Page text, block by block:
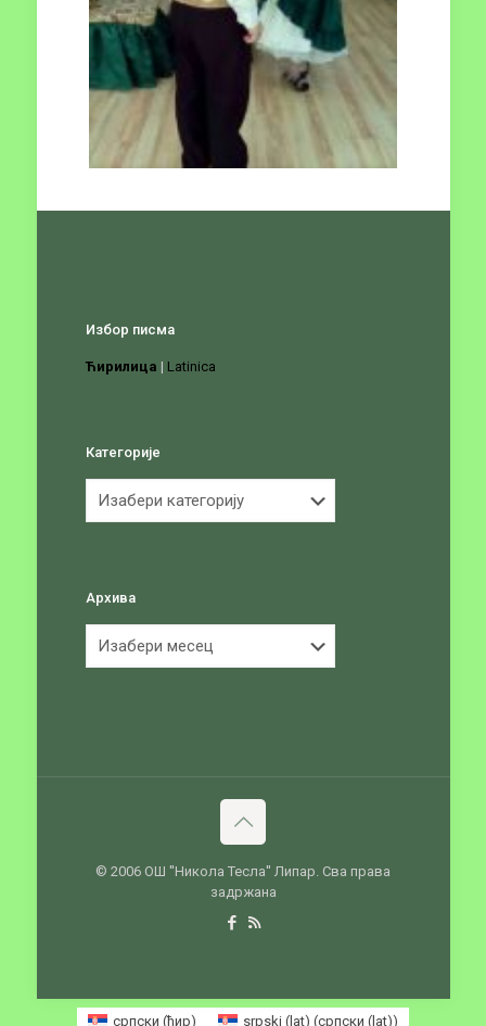
Избор писма
Ћирилица | Latinica
Категорије
Архива
© 2006 ОШ ''Никола Тесла'' Липар. Сва права
задржана
српски (ћир) srpski (lat) (српски (lat))